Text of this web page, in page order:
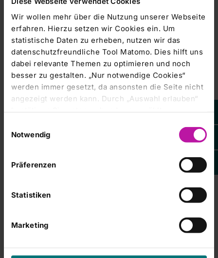
Wir wollen mehr über die Nutzung unserer Webseite
erfahren. Hierzu setzen wir Cookies ein. Um
statistische Daten zu erheben, nutzen wir das
datenschutzfreundliche Tool Matomo. Dies hilft uns
dabei relevante Themen zu optimieren und noch
besser zu gestalten. „Nur notwendige Cookies“
werden immer gesetzt, da ansonsten die Seite nicht
angezeigt werden kann. Durch „Auswahl erlauben“
bestätigen Sie entsprechend ausgewählte
erlauben Sie alle eingesetzten Cookies. Sie können
Ihre
Einstellungen anpassen. Weitere Informationen
finden Sie auch in unserer
Datenschutzerklärung
Notwendig
Präferenzen
Statistiken
Marketing
auf 110 Millionen Euro steigen, das operative Ergebnis
(EBITDA) auf 325
Millionen Euro zulegen. Beim Gewinn wie auch beim
Ergebnis vor Zinsen, Steuern
und Abschreibungen wird eine Schwankungsbreite von
plus/minus fünf Prozent
erwartet. Steigende Patientenzahlen sollen den Umsatz
Im März hatte das Bundeskartellamt ein neues Kapitel im
Krimi um die
Rhön-Klinikum AG <RHK.ETR> aufgeschlagen: Asklepios
darf seinen Anteil an den